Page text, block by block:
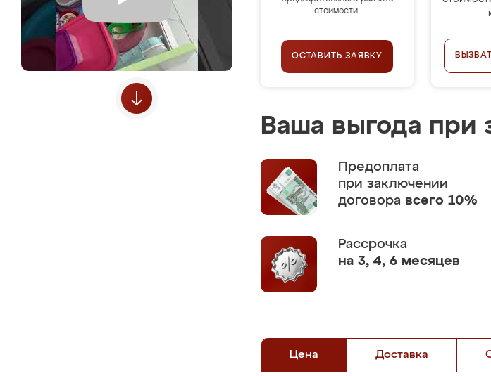
стоимости.
ОСТАВИТЬ ЗАЯВКУ
Ваша выгода при
Предоплата
при заключении
договора всего 10%
Рассрочка
на 3, 4, 6 месяцев
Цена Доставка